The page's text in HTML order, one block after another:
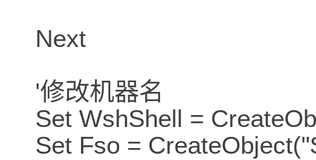
Next
'修改机器名
Set WshShell =
Set Fso =